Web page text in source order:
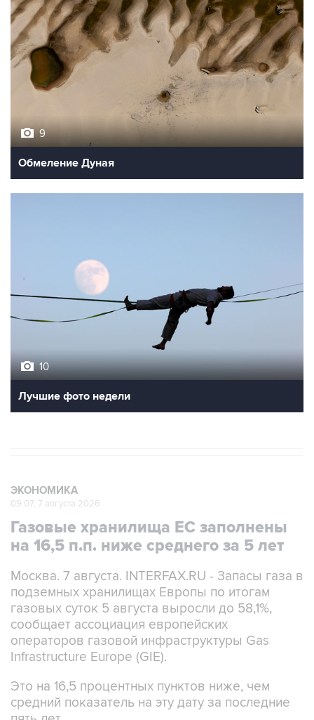
9
Обмеление Дуная
10
Лучшие фото недели
ЭКОНОМИКА
09:07, 7 августа 2026
Газовые хранилища ЕС заполнены
на 16,5 п.п. ниже среднего за 5 лет
Москва. 7 августа. INTERFAX.RU - Запасы газа в
подземных хранилищах Европы по итогам
газовых суток 5 августа выросли до 58,1%,
сообщает ассоциация европейских
операторов газовой инфраструктуры Gas
Infrastructure Europe (GIE).
Это на 16,5 процентных пунктов ниже, чем
средний показатель на эту дату за последние